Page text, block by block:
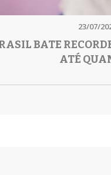
23/07/
BATE
ATÉ